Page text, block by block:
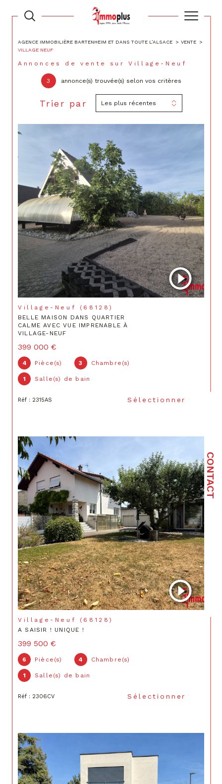
CONTACT
AGENCE IMMOBILIÈRE BARTENHEIM ET DANS TOUTE L’ALSACE
VENTE
VILLAGE NEUF
Annonces de vente sur Village-Neuf
3 annonce(s) trouvée(s) selon vos critères
Trier par Les plus récentes
Village-Neuf (68128)
BELLE MAISON DANS QUARTIER
CALME AVEC VUE IMPRENABLE À
VILLAGE-NEUF
399 000 €
4 Pièce(s) 3 Chambre(s)
1 Salle(s) de bain
Réf : 2315AS Sélectionner
Village-Neuf (68128)
A SAISIR ! UNIQUE !
399 500 €
6 Pièce(s) 4 Chambre(s)
1 Salle(s) de bain
Réf : 2306CV Sélectionner